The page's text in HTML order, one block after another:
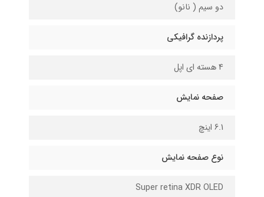
دو سیم ( نانو)
پردازنده گرافیکی
4 هسته ای اپل
صفحه نمایش
6.1 اینچ
نوع صفحه نمایش
Super retina XDR OLED